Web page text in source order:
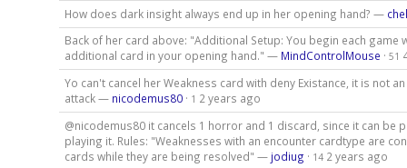
How does dark insight always end up in her opening hand? —
Back of her card above: "Additional Setup: You begin each game
additional card in your opening hand." — MindControlMouse · 51
Yo can't cancel her Weakness card with deny Existance, it is not
attack — nicodemus80· 1 2 years ago
@nicodemus80 it cancels 1 horror and 1 discard, since it can be
playing it. Rules: "Weaknesses with an encounter cardtype are
cards while they are being resolved" — jodiug · 14 2 years ago